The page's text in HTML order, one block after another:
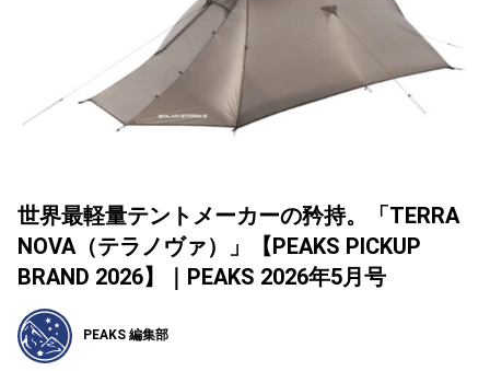
世界最軽量テントメーカーの矜持。「TERRA
NOVA（テラノヴァ）」【PEAKS PICKUP
BRAND 2026】｜PEAKS 2026年5月号
PEAKS 編集部